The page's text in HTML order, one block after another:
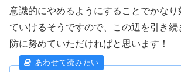
意識的にやめるようにすることでかなり
ていけるそうですので、この辺を引き
防に努めていただければと思います！